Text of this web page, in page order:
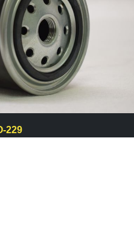
229